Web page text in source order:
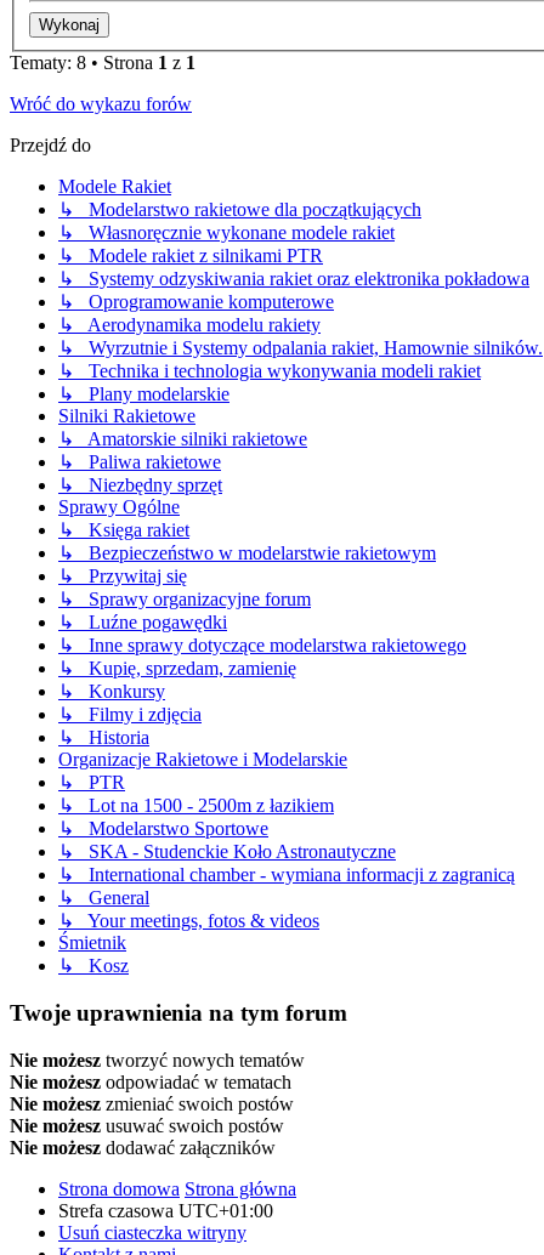
Tematy: 8 • Strona 1 z 1
Wróć do wykazu forów
Przejdź do
Modele Rakiet
↳ Modelarstwo rakietowe dla początkujących
↳ Własnoręcznie wykonane modele rakiet
↳ Modele rakiet z silnikami PTR
↳ Systemy odzyskiwania rakiet oraz elektronika pokładowa
↳ Oprogramowanie komputerowe
↳ Aerodynamika modelu rakiety
↳ Wyrzutnie i Systemy odpalania rakiet, Hamownie silników.
↳ Technika i technologia wykonywania modeli rakiet
↳ Plany modelarskie
Silniki Rakietowe
↳ Amatorskie silniki rakietowe
↳ Paliwa rakietowe
↳ Niezbędny sprzęt
Sprawy Ogólne
↳ Księga rakiet
↳ Bezpieczeństwo w modelarstwie rakietowym
↳ Przywitaj się
↳ Sprawy organizacyjne forum
↳ Luźne pogawędki
↳ Inne sprawy dotyczące modelarstwa rakietowego
↳ Kupię, sprzedam, zamienię
↳ Konkursy
↳ Filmy i zdjęcia
↳ Historia
Organizacje Rakietowe i Modelarskie
↳ PTR
↳ Lot na 1500 - 2500m z łazikiem
↳ Modelarstwo Sportowe
↳ SKA - Studenckie Koło Astronautyczne
↳ International chamber - wymiana informacji z zagranicą
↳ General
↳ Your meetings, fotos & videos
Śmietnik
↳ Kosz
Twoje uprawnienia na tym forum
Nie możesz tworzyć nowych tematów
Nie możesz odpowiadać w tematach
Nie możesz zmieniać swoich postów
Nie możesz usuwać swoich postów
Nie możesz dodawać załączników
Strona domowa Strona główna
Strefa czasowa UTC+01:00
Usuń ciasteczka witryny